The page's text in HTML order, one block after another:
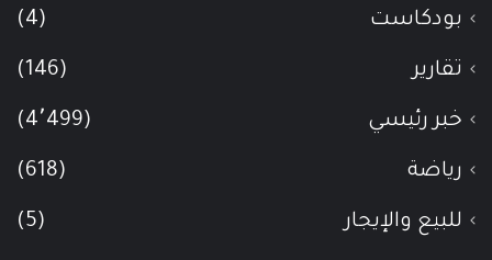
بودكاست (4)
تقارير (146)
خبر رئيسي (4٬499)
رياضة (618)
للبيع والإيجار (5)